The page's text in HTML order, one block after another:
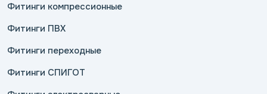
Фитинги компрессионные
Фитинги ПВХ
Фитинги переходные
Фитинги СПИГОТ